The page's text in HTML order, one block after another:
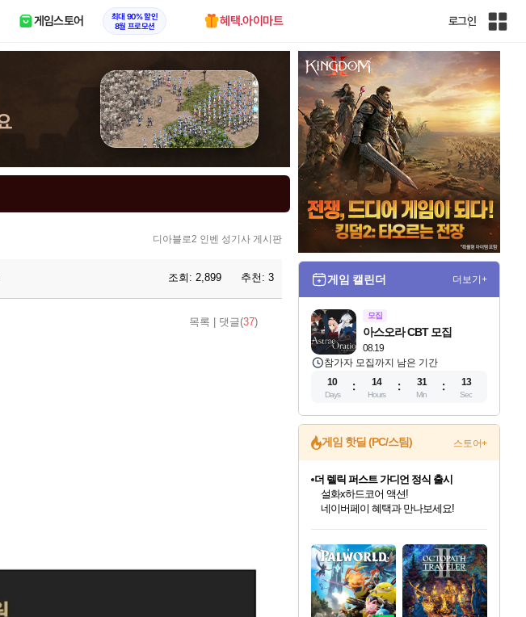
게임스토어
최대 90% 할인
8월 프로모션
혜택.아이마트 로그인
인
사
이
트
맵
디아블로2 인벤 성기사 게시판
조회: 2,899 추천: 3
목록 댓글(37)
게임 캘린더 더보기+
모집
08.19
아스오라 CBT 모집
참가자 모집까지 남은 기간
10
Days
14
Hours
31
Min
12
Sec
게임 핫딜 (PC/스팀) 스토어+
최대 90% 할인가를 만나보세요!
네이버혜택과 함께 만나보세요!
50%할인&추가 적립까지!
네이버 포인트 혜택까지!
이니&베니 혜택까지!
네이버 혜택가와 함께 예약하세요!
할인&네이버혜택으로 만나보세요!
더 렐릭 퍼스트 가디언 정식 출시
설화x하드코어 액션!
네이버페이 혜택과 만나보세요!
40주년 프로모션으로 만나보세요!
할인가에 만나보세요!
일부 에디션 상시 할인!
혜택으로 예약 판매 중
편안하게 충전하세요